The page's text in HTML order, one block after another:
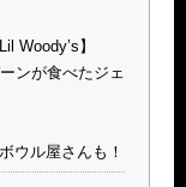
Woody’s】
ンが食べたジェ
ウル屋さんも！